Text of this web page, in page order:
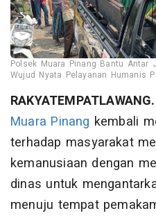
Polsek Muara Pinang Bantu Antar
Wujud Nyata Pelayanan Humanis
Muara Pinang kembali
terhadap masyarakat
kemanusiaan dengan
dinas untuk
menuju tempat